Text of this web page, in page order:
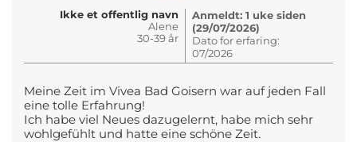
Ikke et offentlig navn
Alene
30-39 år
Anmeldt: 1 uke siden
(29/07/2026)
Dato for erfaring:
07/2026
Meine Zeit im Vivea Bad Goisern war auf jeden Fall
eine tolle Erfahrung!
Ich habe viel Neues dazugelernt, habe mich sehr
wohlgefühlt und hatte eine schöne Zeit.